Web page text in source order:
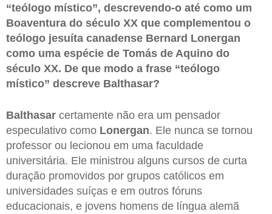
“teólogo místico”, descrevendo-o até como um
Boaventura do século XX que complementou o
teólogo jesuíta canadense Bernard Lonergan
como uma espécie de Tomás de Aquino do
século XX. De que modo a frase “teólogo
místico” descreve Balthasar?
Balthasar certamente não era um pensador
especulativo como Lonergan. Ele nunca se tornou
professor ou lecionou em uma faculdade
universitária. Ele ministrou alguns cursos de curta
duração promovidos por grupos católicos em
universidades suíças e em outros fóruns
educacionais, e jovens homens de língua alemã